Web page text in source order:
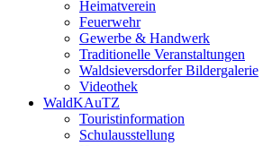
Heimatverein
Feuerwehr
Gewerbe & Handwerk
Traditionelle Veranstaltungen
Waldsieversdorfer Bildergalerie
Videothek
WaldKAuTZ
Touristinformation
Schulausstellung